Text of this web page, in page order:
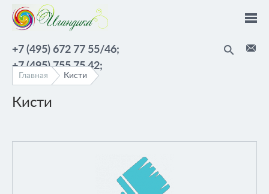
Перейти к основному содержанию
+7 (495) 672 77 55/46;
+7 (495) 755 75 42;
Главная Кисти
Кисти